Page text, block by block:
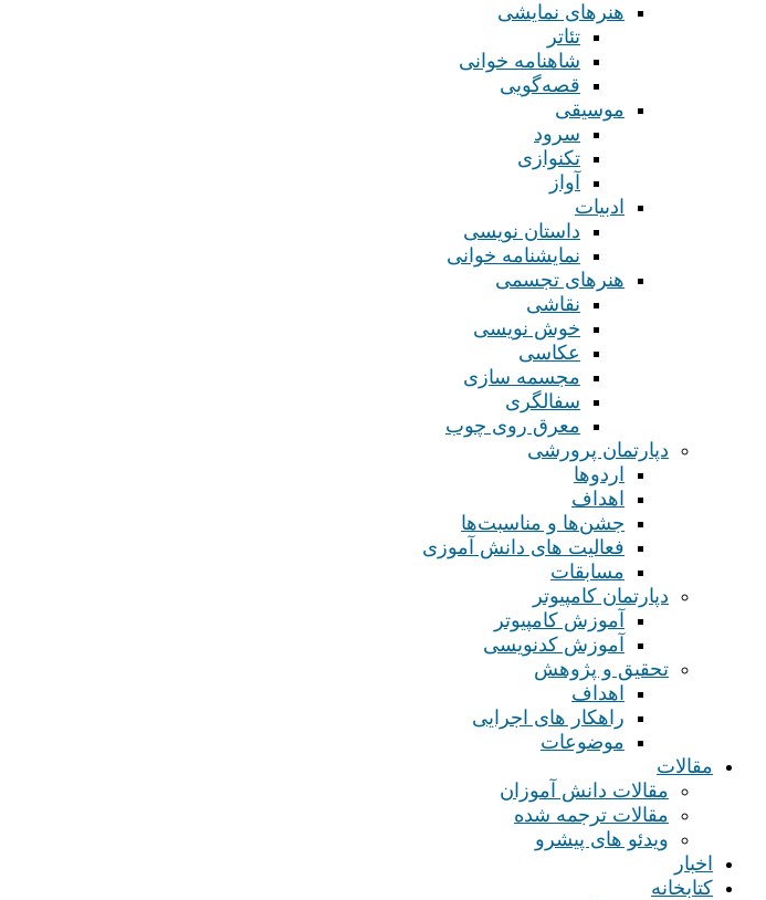
هنرهای نمایشی
تئاتر
شاهنامه خوانی
قصه‌گویی
موسیقی
سرود
تکنوازی
آواز
ادبیات
داستان نویسی
نمایشنامه خوانی
هنرهای تجسمی
نقاشی
خوش نویسی
عکاسی
مجسمه سازی
سفالگری
معرق روی چوب
دپارتمان پرورشی
اردوها
اهداف
جشن‌ها و مناسبت‌ها
فعالیت های دانش آموزی
مسابقات
دپارتمان کامپیوتر
آموزش کامپیوتر
آموزش کدنویسی
تحقیق و پژوهش
اهداف
راهکار های اجرایی
موضوعات
مقالات
مقالات دانش آموزان
مقالات ترجمه شده
ویدئو های پیشرو
اخبار
کتابخانه